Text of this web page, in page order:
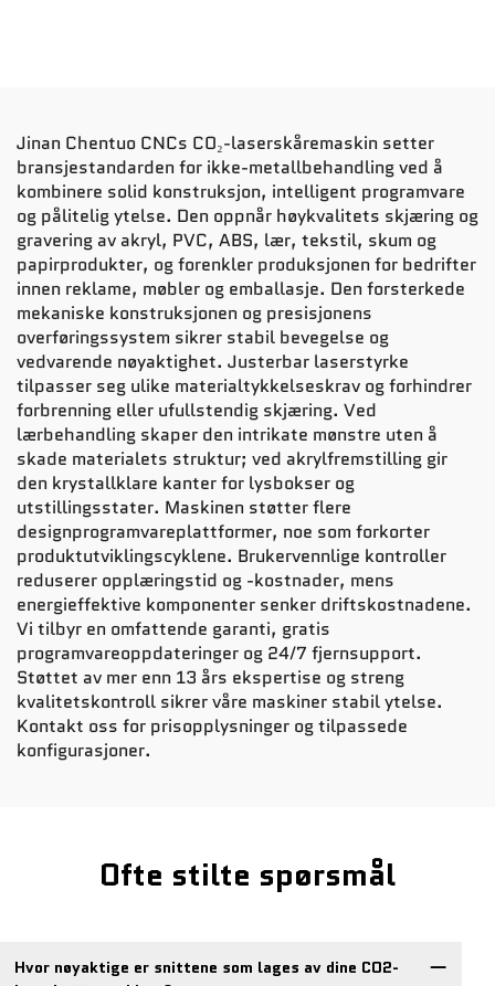
Jinan Chentuo CNCs CO₂-laserskåremaskin setter
bransjestandarden for ikke-metallbehandling ved å
kombinere solid konstruksjon, intelligent programvare
og pålitelig ytelse. Den oppnår høykvalitets skjæring og
gravering av akryl, PVC, ABS, lær, tekstil, skum og
papirprodukter, og forenkler produksjonen for bedrifter
innen reklame, møbler og emballasje. Den forsterkede
mekaniske konstruksjonen og presisjonens
overføringssystem sikrer stabil bevegelse og
vedvarende nøyaktighet. Justerbar laserstyrke
tilpasser seg ulike materialtykkelseskrav og forhindrer
forbrenning eller ufullstendig skjæring. Ved
lærbehandling skaper den intrikate mønstre uten å
skade materialets struktur; ved akrylfremstilling gir
den krystallklare kanter for lysbokser og
utstillingsstater. Maskinen støtter flere
designprogramvareplattformer, noe som forkorter
produktutviklingscyklene. Brukervennlige kontroller
reduserer opplæringstid og -kostnader, mens
energieffektive komponenter senker driftskostnadene.
Vi tilbyr en omfattende garanti, gratis
programvareoppdateringer og 24/7 fjernsupport.
Støttet av mer enn 13 års ekspertise og streng
kvalitetskontroll sikrer våre maskiner stabil ytelse.
Kontakt oss for prisopplysninger og tilpassede
konfigurasjoner.
Ofte stilte spørsmål
Hvor nøyaktige er snittene som lages av dine CO2-